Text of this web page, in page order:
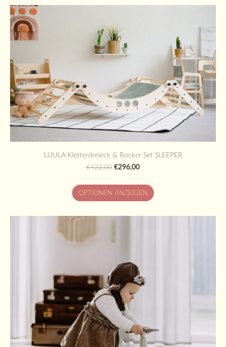
LUULA Kletterdreieck & Rocker Set SLEEPER
€422,00 €296,00
OPTIONEN ANZEIGEN